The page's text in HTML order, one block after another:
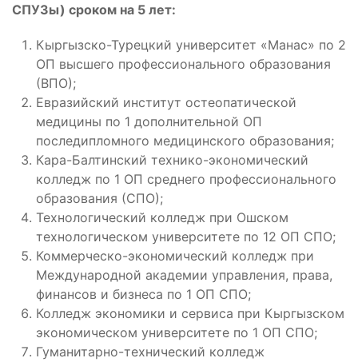
СПУЗы) сроком на 5 лет:
Кыргызско-Турецкий университет «Манас» по 2
ОП высшего профессионального образования
(ВПО);
Евразийский институт остеопатической
медицины по 1 дополнительной ОП
последипломного медицинского образования;
Кара-Балтинский технико-экономический
колледж по 1 ОП среднего профессионального
образования (СПО);
Технологический колледж при Ошском
технологическом университете по 12 ОП СПО;
Коммерческо-экономический колледж при
Международной академии управления, права,
финансов и бизнеса по 1 ОП СПО;
Колледж экономики и сервиса при Кыргызском
экономическом университете по 1 ОП СПО;
Гуманитарно-технический колледж